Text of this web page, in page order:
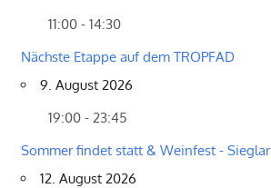
11:00 - 14:30
Nächste Etappe auf dem TROPFAD
9. August 2026
19:00 - 23:45
Sommer findet statt & Weinfest - Sieglar
12. August 2026